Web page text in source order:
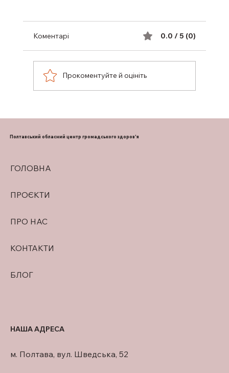
Коментарі 0.0 / 5 (0)
Прокоментуйте й оцініть
ГОЛОВНА
ПРОЄКТИ
ПРО НАС
КОНТАКТИ
БЛОГ
Полтавський обласний центр громадського здоров'я
м. Полтава, вул. Шведська, 52
НАША АДРЕСА